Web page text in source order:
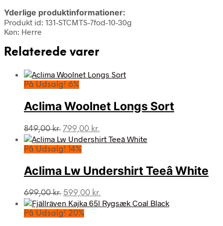
Yderlige produktinformationer:
Produkt id: 131-STCMTS-7fod-10-30g
Køn: Herre
Relaterede varer
På Udsalg! 6%
Aclima Woolnet Longs Sort
849,00kr. Den
oprindelige
pris
849,00 kr..
799,00 kr.
aktuelle
799,00 kr..
På Udsalg! 14%
Aclima Lw Undershirt Teeâ White
699,00kr. Den
oprindelige
pris
599,00 kr.
aktuelle
På Udsalg! 20%